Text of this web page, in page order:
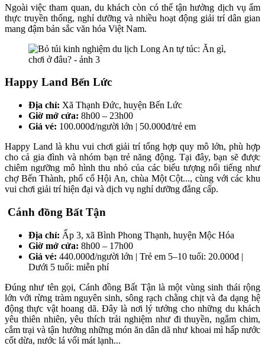
Ngoài việc tham quan, du khách còn có thể tận hưởng dịch vụ ẩm
thực truyền thống, nghỉ dưỡng và nhiều hoạt động giải trí dân gian
mang đậm bản sắc văn hóa Việt Nam.
Happy Land Bến Lức
Địa chỉ: Xã Thạnh Đức, huyện Bến Lức
Giờ mở cửa: 8h00 – 23h00
Giá vé: 100.000đ/người lớn | 50.000đ/trẻ em
Happy Land là khu vui chơi giải trí tổng hợp quy mô lớn, phù hợp
cho cả gia đình và nhóm bạn trẻ năng động. Tại đây, bạn sẽ được
chiêm ngưỡng mô hình thu nhỏ của các biểu tượng nổi tiếng như
chợ Bến Thành, phố cổ Hội An, chùa Một Cột..., cùng với các khu
vui chơi giải trí hiện đại và dịch vụ nghỉ dưỡng đẳng cấp.
Cánh đồng Bất Tận
Địa chỉ: Ấp 3, xã Bình Phong Thạnh, huyện Mộc Hóa
Giờ mở cửa: 8h00 – 17h00
Giá vé: 440.000đ/người lớn | Trẻ em 5–10 tuổi: 20.000đ |
Dưới 5 tuổi: miễn phí
Đúng như tên gọi, Cánh đồng Bất Tận là một vùng sinh thái rộng
lớn với rừng tràm nguyên sinh, sông rạch chằng chịt và đa dạng hệ
động thực vật hoang dã. Đây là nơi lý tưởng cho những du khách
yêu thiên nhiên, yêu thích trải nghiệm như đi thuyền, ngắm chim,
cắm trại và tận hưởng những món ăn dân dã như khoai mì hấp nước
cốt dừa, nước lá vối mát lạnh...